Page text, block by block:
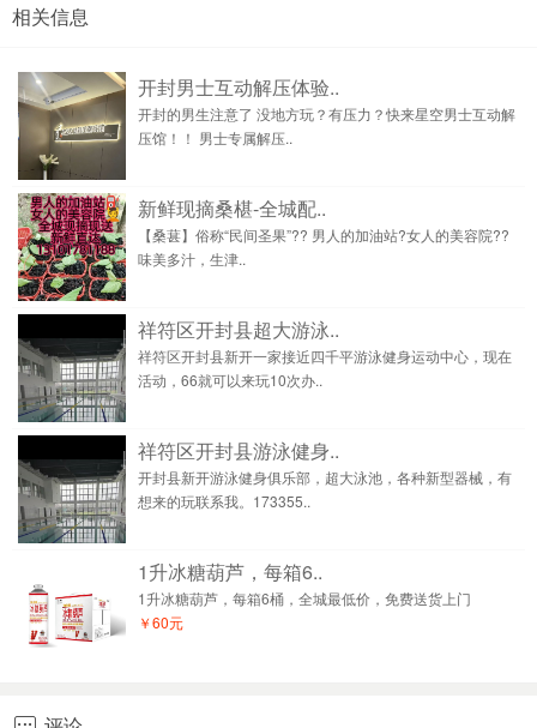
相关信息
开封男士互动解压体验..
开封的男生注意了 没地方玩？有压力？快来星空男士互动解
压馆！！ 男士专属解压..
新鲜现摘桑椹-全城配..
【桑葚】俗称“民间圣果”?? 男人的加油站?女人的美容院??
味美多汁，生津..
祥符区开封县超大游泳..
祥符区开封县新开一家接近四千平游泳健身运动中心，现在
活动，66就可以来玩10次办..
祥符区开封县游泳健身..
开封县新开游泳健身俱乐部，超大泳池，各种新型器械，有
想来的玩联系我。173355..
1升冰糖葫芦，每箱6..
1升冰糖葫芦，每箱6桶，全城最低价，免费送货上门
￥60元